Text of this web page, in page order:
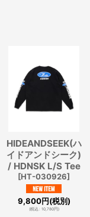
HIDEANDSEEK(ハ
イドアンドシーク)
/ HDNSK L/S Tee
[HT-030926]
9,800円(税別)
(税込: 10,780円)